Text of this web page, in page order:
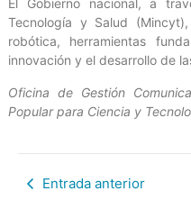
El Gobierno nacional, a
Tecnología y Salud
robótica, herramientas
innovación y el desarrollo de
Oficina de Gestión
Popular para Ciencia y
Entrada anterior